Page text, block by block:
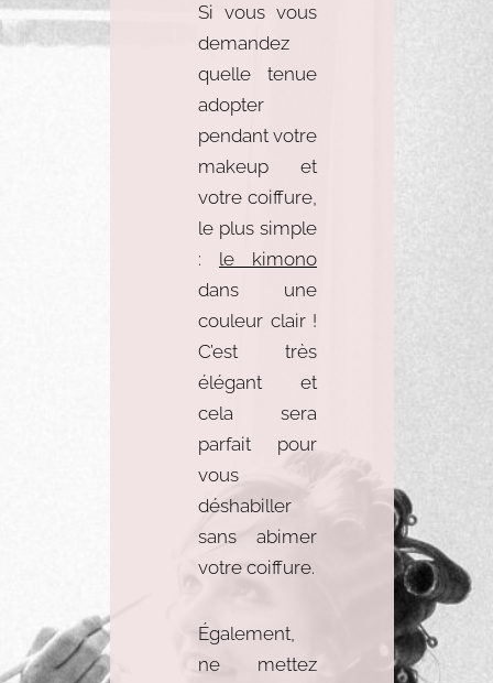
Si vous vous
demandez
quelle tenue
adopter
pendant votre
makeup et
votre coiffure,
le plus simple
: le kimono
dans une
couleur clair !
C’est très
élégant et
cela sera
parfait pour
vous
déshabiller
sans abimer
votre coiffure.
Également,
ne mettez